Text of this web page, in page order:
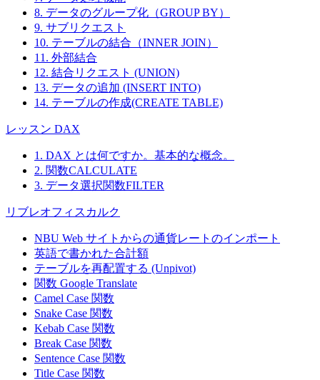
8. データのグループ化（GROUP BY）
9. サブリクエスト
10. テーブルの結合（INNER JOIN）
11. 外部結合
12. 結合リクエスト (UNION)
13. データの追加 (INSERT INTO)
14. テーブルの作成(CREATE TABLE)
レッスン DAX
1. DAX とは何ですか。基本的な概念。
2. 関数CALCULATE
3. データ選択関数FILTER
リブレオフィスカルク
NBU Web サイトからの通貨レートのインポート
英語で書かれた合計額
テーブルを再配置する (Unpivot)
関数 Google Translate
Camel Case 関数
Snake Case 関数
Kebab Case 関数
Break Case 関数
Sentence Case 関数
Title Case 関数